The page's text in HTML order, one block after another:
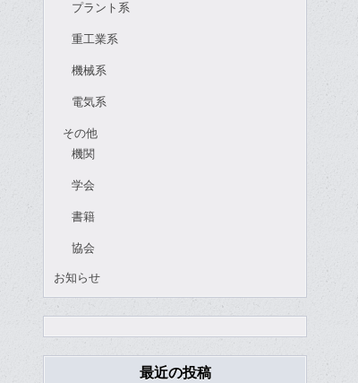
プラント系
重工業系
機械系
電気系
その他
機関
学会
書籍
協会
お知らせ
最近の投稿